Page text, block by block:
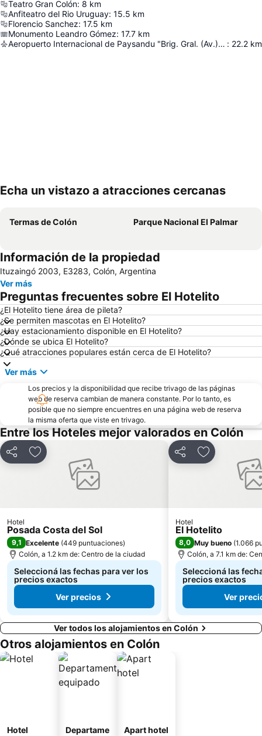
Teatro Gran Colón: 8 km
Anfiteatro del Rio Uruguay: 15.5 km
Florencio Sanchez: 17.5 km
Monumento Leandro Gómez: 17.7 km
Aeropuerto Internacional de Paysandu "Brig. Gral. (Av.) Tydeo Larre Borges" : 22.2 km
Echa un vistazo a atracciones cercanas
Termas de Colón Parque Nacional El Palmar
Información de la propiedad
Ituzaingó 2003, E3283, Colón, Argentina
Ver más
Preguntas frecuentes sobre El Hotelito
¿El Hotelito tiene área de pileta?
¿Se permiten mascotas en El Hotelito?
¿Hay estacionamiento disponible en El Hotelito?
¿Dónde se ubica El Hotelito?
¿Qué atracciones populares están cerca de El Hotelito?
Ver más
Los precios y la disponibilidad que recibe trivago de las páginas
web de reserva cambian de manera constante. Por lo tanto, es
posible que no siempre encuentres en una página web de reserva
la misma oferta que viste en trivago.
Entre los Hoteles mejor valorados en Colón
CompartirAñadir a favoritos
Hotel
Posada Costa del Sol
9,1 Excelente (449 puntuaciones)
Colón, a 1.2 km de: Centro de la ciudad
Seleccioná las fechas para ver los
precios exactos
Ver precios
CompartirAñadir a
Hotel
El Hotelito
8,0 Muy bueno (1.066
Colón, a 7.1 km de:
Seleccioná las
precios exactos
Ver
Ver todos los alojamientos en Colón
Otros alojamientos en Colón
Hotel
Departame
Apart hotel